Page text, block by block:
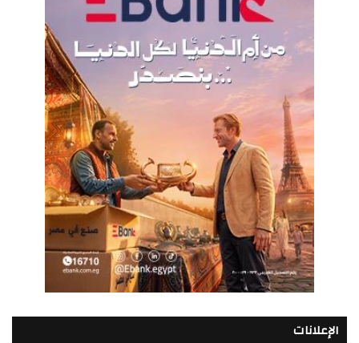
الإعلانات